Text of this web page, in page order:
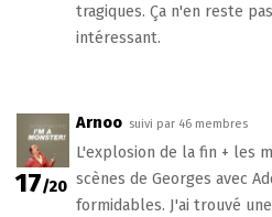
tragiques. Ça n'en reste
intéressant.
17/20
Arnoo suivi par 46 membres
L'explosion de la fin + les
scènes de Georges avec
formidables. J'ai trouvé